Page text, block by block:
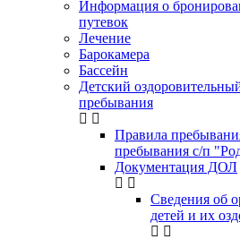
Информация о
путевок
Лечение
Барокамера
Бассейн
Детский
пребывания
Правила
пребывания с/п
Документация ДОЛ
Сведения об
детей и их